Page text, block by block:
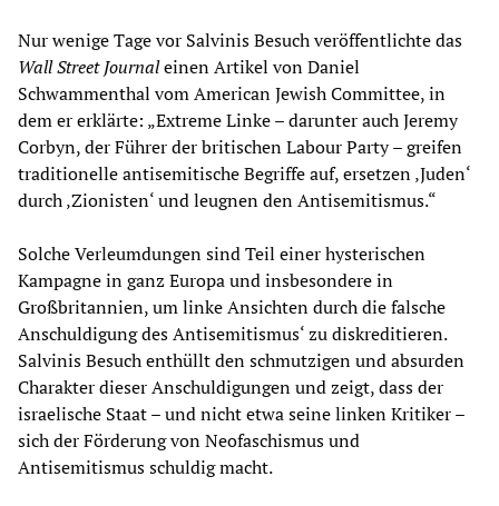
Nur wenige Tage vor Salvinis Besuch veröffentlichte das
Wall Street Journaleinen Artikel von Daniel
Schwammenthal vom American Jewish Committee, in
dem er erklärte: „Extreme Linke – darunter auch Jeremy
Corbyn, der Führer der britischen Labour Party – greifen
traditionelle antisemitische Begriffe auf, ersetzen ‚Juden‘
durch ‚Zionisten‘ und leugnen den Antisemitismus.“
Solche Verleumdungen sind Teil einer hysterischen
Kampagne in ganz Europa und insbesondere in
Großbritannien, um linke Ansichten durch die falsche
Anschuldigung des Antisemitismus‘ zu diskreditieren.
Salvinis Besuch enthüllt den schmutzigen und absurden
Charakter dieser Anschuldigungen und zeigt, dass der
israelische Staat – und nicht etwa seine linken Kritiker –
sich der Förderung von Neofaschismus und
Antisemitismus schuldig macht.